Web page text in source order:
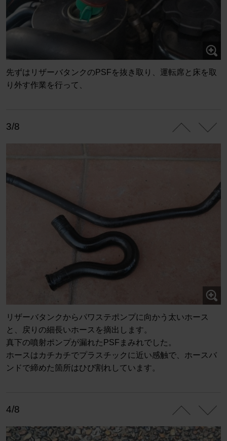
先ずはリザーバタンクのPSFを抜き取り、運転席と床を取
り外す作業を行って、
3/8
リザーバタンクからパワステポンプに向かう太いホース
と、戻りの細長いホースを摘出します。
真下の噴射ポンプが漏れたPSFまみれでした。
ホースはカチカチでプラスチックに近い感触で、ホースバ
ンドで締めた箇所はひび割れしています。
4/8